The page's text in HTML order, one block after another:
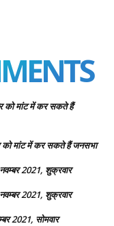
को मांट में कर सकते हैं
को मांट में कर सकते हैं जनसभा
2021, शुक्रवार
2021, शुक्रवार
2021, सोमवार